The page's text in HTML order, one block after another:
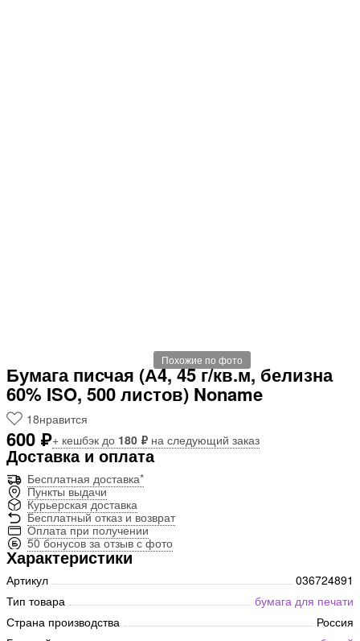
Похожие по фото
Бумага писчая (А4, 45 г/кв.м, белизна
60% ISO, 500 листов) Noname
18нравится
600 ₽+ кешбэк до 180 ₽ на следующий заказ
Доставка и оплата
Бесплатная доставка*
Пункты выдачи
Курьерская доставка
Бесплатный отказ и возврат
Оплата при получении
50 бонусов за отзыв с фото
Характеристики
Артикул
036724891
Тип товара
бумага для печати
Страна производства
Россия